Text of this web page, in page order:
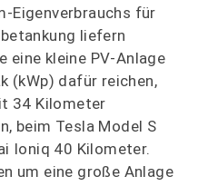
Eigenverbrauchs für
liefern
eine kleine PV-Anlage
(kWp) dafür reichen,
34 Kilometer
beim Tesla Model S
Ioniq 40 Kilometer.
um eine große Anlage